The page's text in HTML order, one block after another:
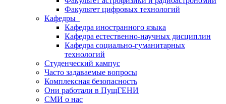
Факультет цифровых технологий
Кафедры
Кафедра иностранного языка
Кафедра естественно-научных дисциплин
Кафедра социально-гуманитарных
технологий
Студенческий кампус
Часто задаваемые вопросы
Комплексная безопасность
Они работали в ПущГЕНИ
СМИ о нас